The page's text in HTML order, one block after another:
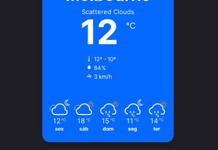
Scattered Clouds
12 ℃
12º - 10º
84%
3 km/h
12 ℃
sex
18 ℃
sáb
15 ℃
dom
11 ℃
seg
14 ℃
ter